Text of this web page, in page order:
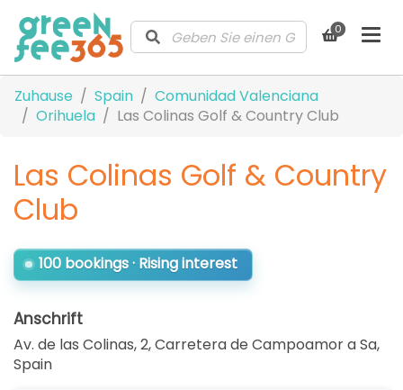
0
Zuhause Spain
Comunidad Valenciana
Orihuela
Las Colinas Golf & Country Club
Las Colinas Golf & Country
Club
100 bookings · Rising interest
Anschrift
Av. de las Colinas, 2, Carretera de Campoamor a Sa,
Spain